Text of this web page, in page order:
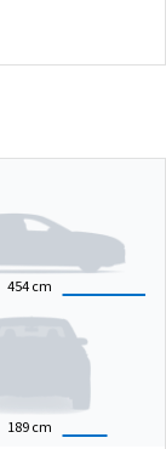
454 cm
189 cm